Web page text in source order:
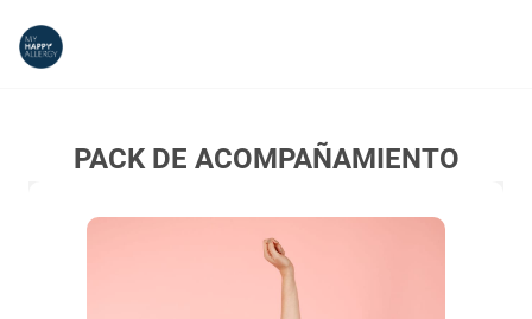
PACK DE ACOMPAÑAMIENTO